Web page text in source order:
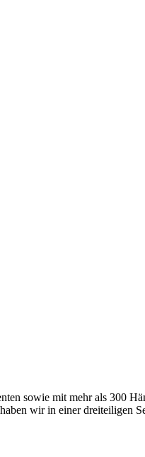
sowie mit mehr als 300
wir in einer dreiteiligen